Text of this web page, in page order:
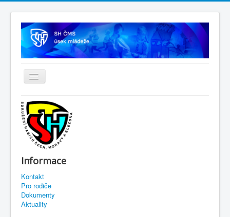
Informace
Kontakt
Pro rodiče
Dokumenty
Aktuality